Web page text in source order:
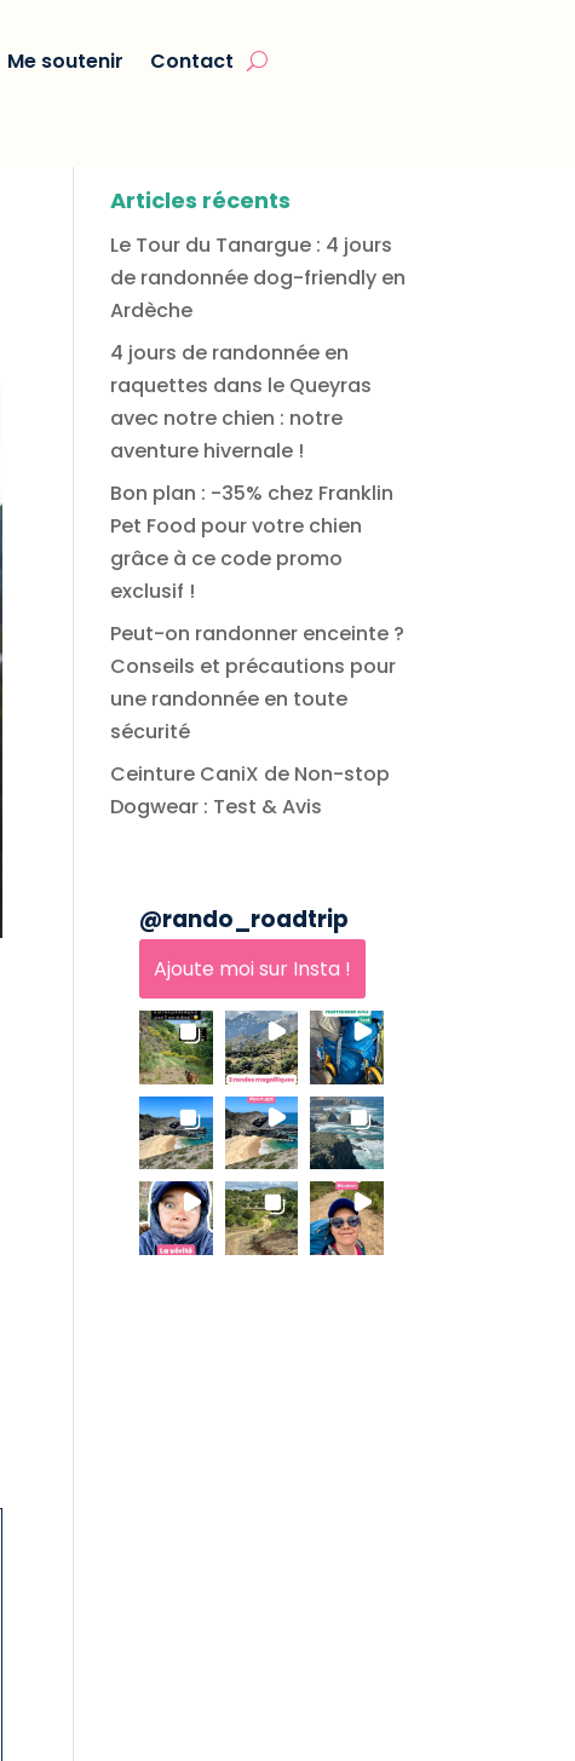
Me soutenir Contact
Articles récents
Le Tour du Tanargue : 4 jours
de randonnée dog-friendly en
Ardèche
4 jours de randonnée en
raquettes dans le Queyras
avec notre chien : notre
aventure hivernale !
Bon plan : -35% chez Franklin
Pet Food pour votre chien
grâce à ce code promo
exclusif !
Peut-on randonner enceinte ?
Conseils et précautions pour
une randonnée en toute
sécurité
Ceinture CaniX de Non-stop
Dogwear : Test & Avis
@rando_roadtrip
Ajoute moi sur Insta !